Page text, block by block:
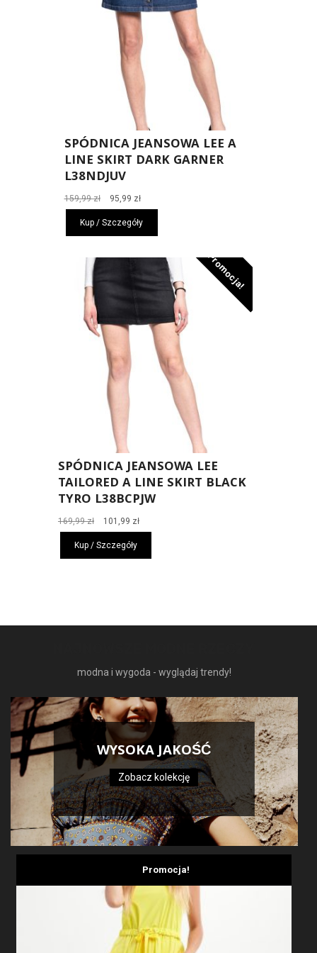
SPÓDNICA JEANSOWA LEE A
LINE SKIRT DARK GARNER
L38NDJUV
159,99zł
Pierwotna
cena
wynosiła:
159,99 zł.
95,99 złAktualna
cena
wynosi:
95,99 zł.
Kup / Szczegóły
Promocja!
SPÓDNICA JEANSOWA LEE
TAILORED A LINE SKIRT BLACK
TYRO L38BCPJW
169,99zł
Pierwotna
cena
wynosiła:
169,99 zł.
101,99 złAktualna
cena
101,99 zł.
Kup / Szczegóły
modna i wygoda - wyglądaj trendy!
WYSOKA JAKOŚĆ
Zobacz kolekcję
Promocja!